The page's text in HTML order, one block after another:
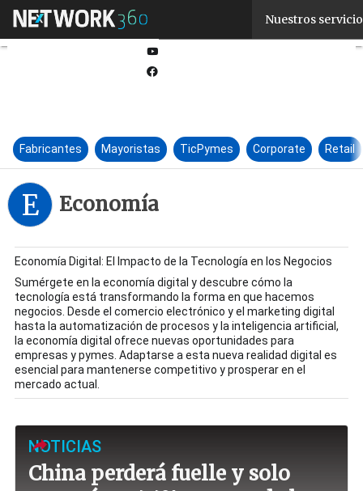
Nuestros
Fabricantes Mayoristas TicPymes Corporate Retail
E Economía
Economía Digital: El Impacto de la Tecnología en los Negocios
Sumérgete en la economía digital y descubre cómo la
tecnología está transformando la forma en que hacemos
negocios. Desde el comercio electrónico y el marketing digital
hasta la automatización de procesos y la inteligencia artificial,
la economía digital ofrece nuevas oportunidades para
empresas y pymes. Adaptarse a esta nueva realidad digital es
esencial para mantenerse competitivo y prosperar en el
mercado actual.
NOTICIAS
China perderá fuelle y solo